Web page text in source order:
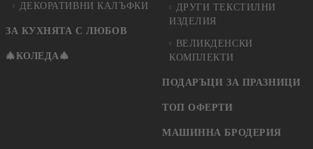
ДЕКОРАТИВНИ КАЛЪФКИ
ЗА КУХНЯТА С ЛЮБОВ
🎄КОЛЕДА🎄
ДРУГИ ТЕКСТИЛНИ
ИЗДЕЛИЯ
ВЕЛИКДЕНСКИ
КОМПЛЕКТИ
ПОДАРЪЦИ ЗА ПРАЗНИЦИ
ТОП ОФЕРТИ
МАШИННА БРОДЕРИЯ